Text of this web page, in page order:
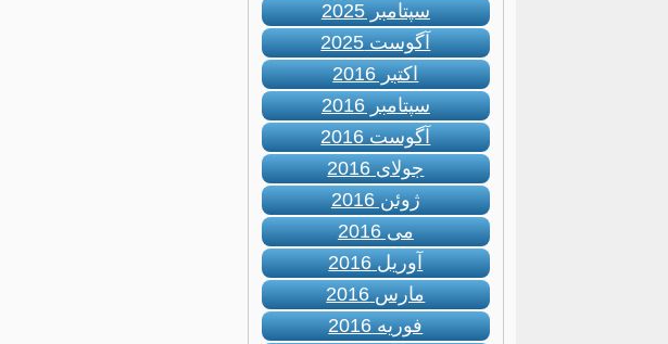
سپتامبر 2025
آگوست 2025
اکتبر 2016
سپتامبر 2016
آگوست 2016
جولای 2016
ژوئن 2016
می 2016
آوریل 2016
مارس 2016
فوریه 2016